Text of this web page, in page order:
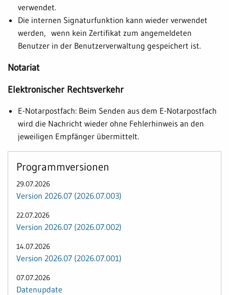
verwendet.
Die internen Signaturfunktion kann wieder verwendet
werden, wenn kein Zertifikat zum angemeldeten
Benutzer in der Benutzerverwaltung gespeichert ist.
Notariat
Elektronischer Rechtsverkehr
E-Notarpostfach: Beim Senden aus dem E-Notarpostfach
wird die Nachricht wieder ohne Fehlerhinweis an den
jeweiligen Empfänger übermittelt.
Programmversionen
29.07.2026
Version 2026.07 (2026.07.003)
22.07.2026
Version 2026.07 (2026.07.002)
14.07.2026
Version 2026.07 (2026.07.001)
07.07.2026
Datenupdate